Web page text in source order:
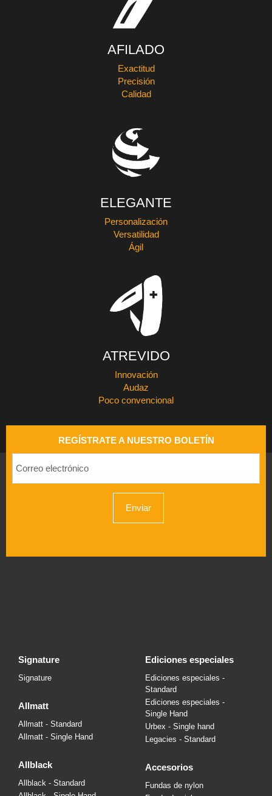
AFILADO
Exactitud
Precisión
Calidad
ELEGANTE
Personalización
Versatilidad
Ágil
ATREVIDO
Innovación
Audaz
Poco convencional
REGÍSTRATE A NUESTRO BOLETÍN
Enviar
signature
Signature
allmatt
Allmatt - Standard
Allmatt - Single Hand
allblack
Allblack - Standard
ediciones especiales
Ediciones especiales -
Standard
Ediciones especiales -
Single Hand
Urbex - Single hand
Legacies - Standard
accesorios
Fundas de nylon